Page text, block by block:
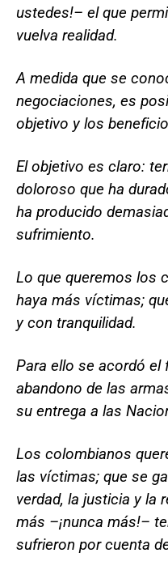
ustedes!– el que
vuelva realidad.
A medida que se
negociaciones, es
objetivo y los
El objetivo es claro:
doloroso que ha
ha producido
sufrimiento.
Lo que queremos los
haya más víctimas;
y con tranquilidad.
Para ello se acordó el
abandono de las
su entrega a las
Los colombianos
las víctimas; que se
verdad, la justicia y la
más –¡nunca más!–
sufrieron por cuenta